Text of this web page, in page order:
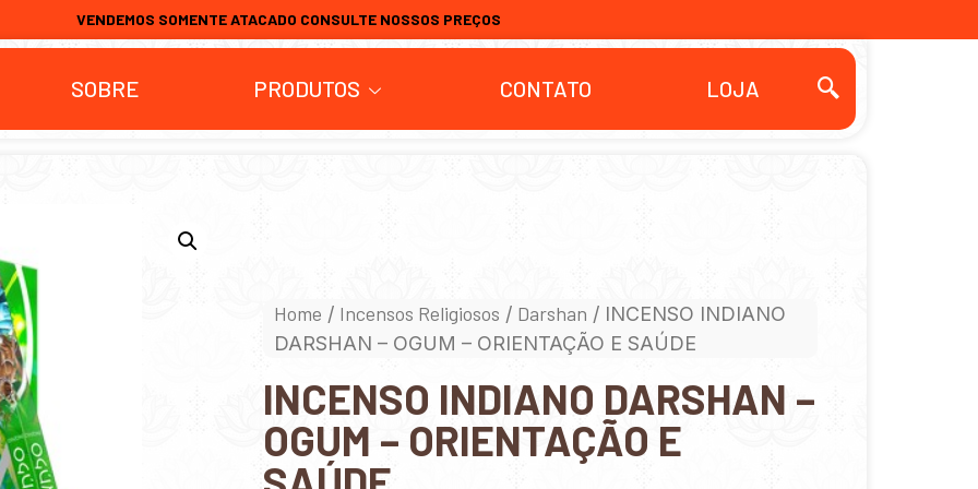
VENDEMOS SOMENTE ATACADO CONSULTE NOSSOS PREÇOS
SOBRE PRODUTOS CONTATO LOJA
Home / Incensos Religiosos / Darshan / INCENSO INDIANO
DARSHAN – OGUM – ORIENTAÇÃO E SAÚDE
INCENSO INDIANO DARSHAN –
OGUM – ORIENTAÇÃO E